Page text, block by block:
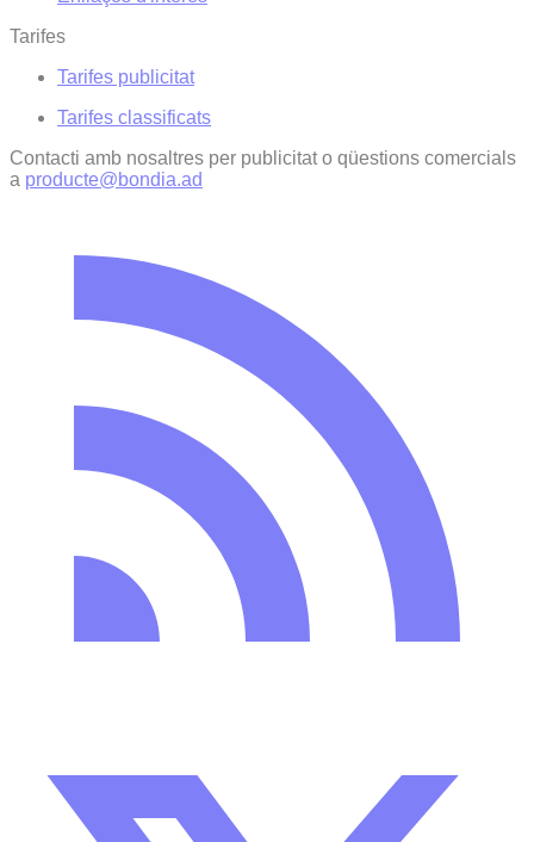
Tarifes
Tarifes publicitat
Tarifes classificats
Contacti amb nosaltres per publicitat o qüestions comercials
a producte@bondia.ad